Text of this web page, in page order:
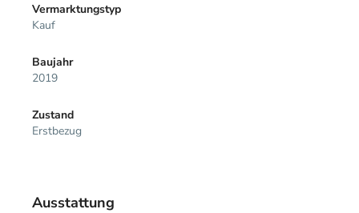
Vermarktungstyp
Kauf
Baujahr
2019
Zustand
Erstbezug
Ausstattung